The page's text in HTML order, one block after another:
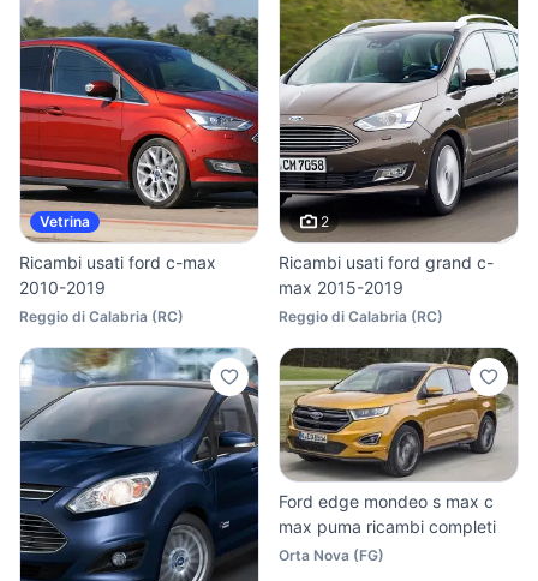
Vetrina
Ricambi usati ford c-max
2010-2019
Reggio di Calabria (RC)
2
Ricambi usati ford grand c-
max 2015-2019
Reggio di Calabria (RC)
Ford edge mondeo s max c
max puma ricambi completi
Orta Nova (FG)